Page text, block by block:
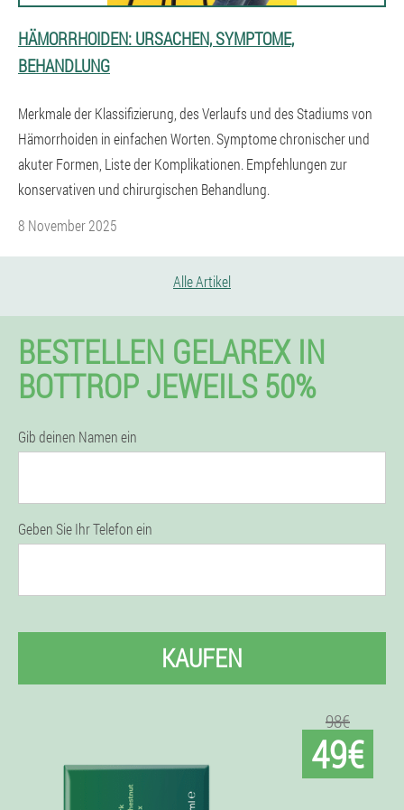
HÄMORRHOIDEN: URSACHEN, SYMPTOME,
BEHANDLUNG
Merkmale der Klassifizierung, des Verlaufs und des Stadiums von
Hämorrhoiden in einfachen Worten. Symptome chronischer und
akuter Formen, Liste der Komplikationen. Empfehlungen zur
konservativen und chirurgischen Behandlung.
8 November 2025
Alle Artikel
BESTELLEN GELAREX IN
BOTTROP JEWEILS 50%
Gib deinen Namen ein
Geben Sie Ihr Telefon ein
KAUFEN
98€
49€